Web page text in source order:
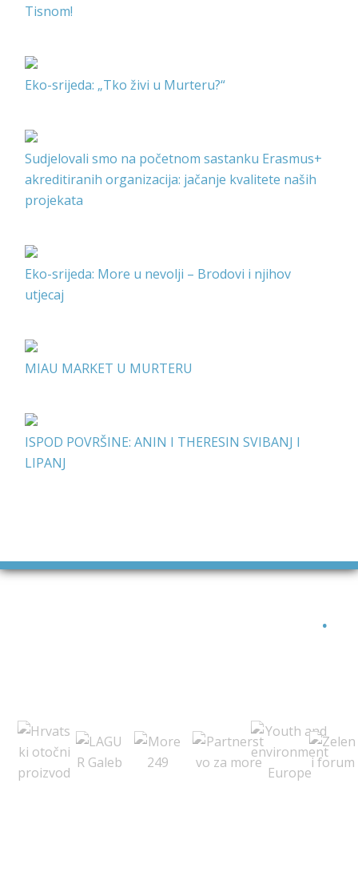
Tisnom!
Eko-srijeda: „Tko živi u Murteru?“
Sudjelovali smo na početnom sastanku Erasmus+
akreditiranih organizacija: jačanje kvalitete naših
projekata
Eko-srijeda: More u nevolji – Brodovi i njihov
utjecaj
MIAU MARKET U MURTERU
ISPOD POVRŠINE: ANIN I THERESIN SVIBANJ I
LIPANJ
.